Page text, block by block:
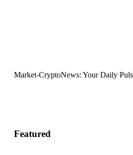
Market-CryptoNews: Your Daily
Featured